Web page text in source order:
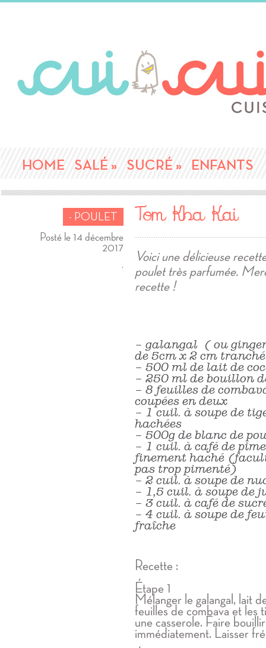
HOME SALÉ » SUCRÉ » ENFANTS
- POULET
Posté le 14 décembre
2017
.
Tom Kha Kai
Voici une délicieuse
poulet très parfumée.
recette !
– galangal ( ou
de 5cm x 2 cm
– 500 ml de lait de
– 250 ml de bouillon
– 8 feuilles de
coupées en deux
– 1 cuil. à soupe de
hachées
– 500g de blanc de
– 1 cuil. à café de
finement haché
pas trop pimenté)
– 2 cuil. à soupe de
– 1,5 cuil. à soupe de
– 3 cuil. à café de
– 4 cuil. à soupe de
fraîche
Recette :
Étape 1
Mélanger le galangal, lait
feuilles de combava et les
une casserole. Faire
immédiatement. Laisser